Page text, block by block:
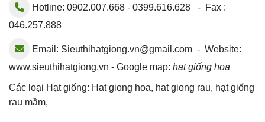
Hotline: 0902.007.668 - 0399.616.628 - Fax :
046.257.888
Email: Sieuthihatgiong.vn@gmail.com - Website:
www.sieuthihatgiong.vn - Google map: hạt giống hoa
Các loại Hạt giống: Hat giong hoa, hat giong rau, hạt giống
rau mầm,